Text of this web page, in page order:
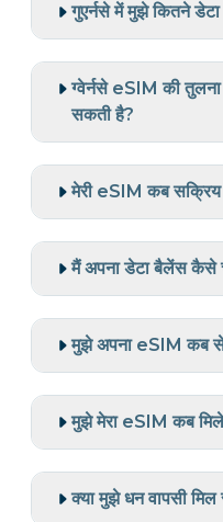
गुएर्नसे में मुझे कितने
ग्वेर्नसे eSIM की
सकती है?
मेरी eSIM कब सक्रिय
मैं अपना डेटा बैलेंस
मुझे अपना eSIM कब
मुझे मेरा eSIM कब
क्या मुझे धन वापसी